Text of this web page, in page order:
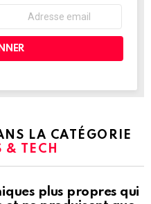
LA CATÉGORIE
& TECH
plus propres qui